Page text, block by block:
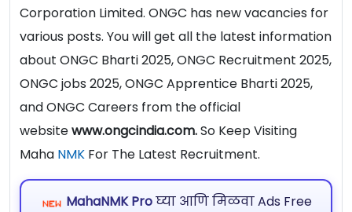
Corporation Limited. ONGC has new vacancies for
various posts. You will get all the latest information
about ONGC Bharti 2025, ONGC Recruitment 2025,
ONGC jobs 2025, ONGC Apprentice Bharti 2025,
and ONGC Careers from the official
websitewww.ongcindia.com.So Keep Visiting
Maha NMK For The Latest Recruitment.
MahaNMK Proघ्या आणि मिळवा Ads Free